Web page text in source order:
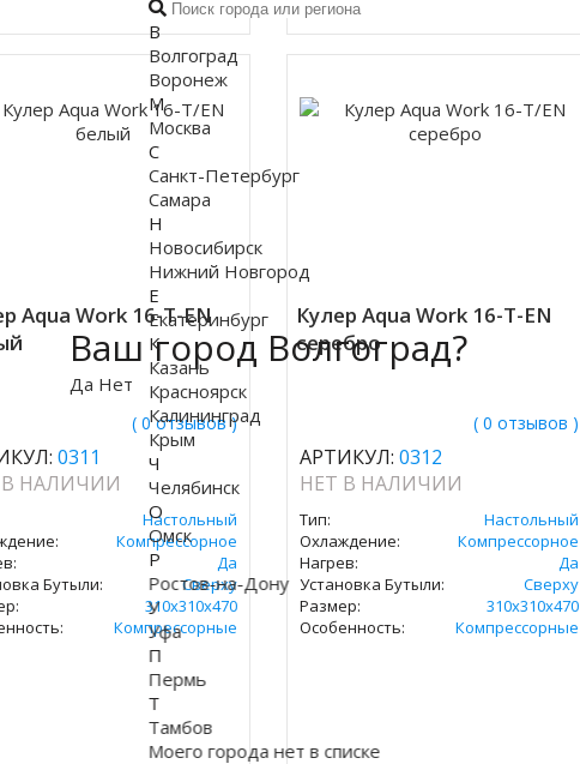
Aqua Work 16-T-EN
( 0 отзывов )
0311
В НАЛИЧИИ
Настольный
Компрессорное
Да
Бутыли:
Сверху
310х310х470
Компрессорные
Кулер Aqua Work 16-T-EN
серебро
( 0 отзывов )
АРТИКУЛ: 0312
НЕТ В НАЛИЧИИ
Тип:
Настольный
Охлаждение:
Компрессорное
Нагрев:
Да
Установка Бутыли:
Сверху
Размер:
310х310х470
Особенность:
Компрессорные
Ваш город Волгоград?
Да Нет
В
Волгоград
Воронеж
М
Москва
С
Санкт-Петербург
Самара
Н
Новосибирск
Нижний Новгород
Е
Екатеринбург
К
Казань
Красноярск
Калининград
Крым
Ч
Челябинск
О
Омск
Р
Ростов-на-Дону
У
Уфа
П
Пермь
Т
Тамбов
Моего города нет в списке